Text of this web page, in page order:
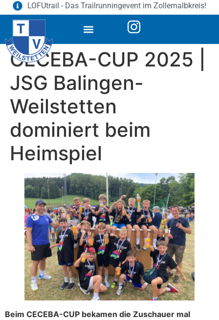
LOFUtrail - Das Trailrunningevent im Zollernalbkreis!
CECEBA-CUP 2025 |
JSG Balingen-
Weilstetten
dominiert beim
Heimspiel
Beim CECEBA-CUP bekamen die Zuschauer mal